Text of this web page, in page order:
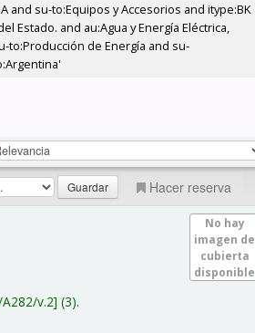
and su-to:Equipos y Accesorios and itype:BK
Estado. and au:Agua y Energía Eléctrica,
to:Producción de Energía and su-
Hacer reserva
No hay
imagen de
cubierta
disponible
v.2 (3).